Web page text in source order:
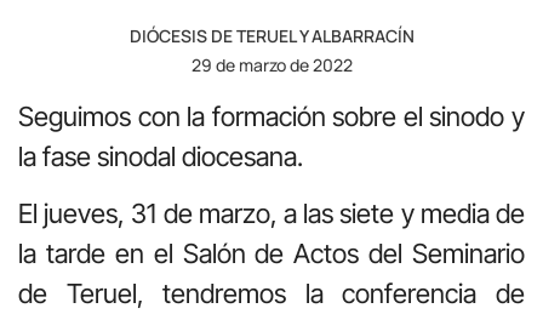
DIÓCESIS DE TERUEL Y ALBARRACÍN
29 de marzo de 2022
Seguimos con la formación sobre el sinodo y
la fase sinodal diocesana.
El jueves, 31 de marzo, a las siete y media de
la tarde en el Salón de Actos del Seminario
de Teruel, tendremos la conferencia de